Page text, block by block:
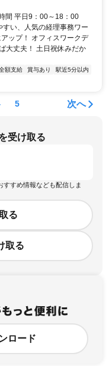
間 平日9：00～18：00
い、人気の経理事務ワー
ップ！ オフィスワークデ
大丈夫！ 土日祝休みだか
額支給 賞与あり
駅近5分以内
5 次へ
受け取る
すすめ情報なども配信しま
る
取る
ロード